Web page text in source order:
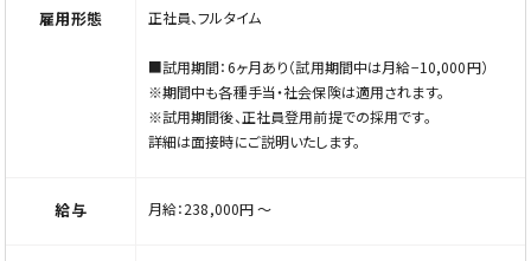
新しい環境でチャレンジしたい方も、経験を活かして次のス
テージを目指したい方も、ぜひお気軽にご応募ください♪
※ご応募の際は「Elabel（エラベル）を見た」とお伝えくださ
雇用形態 正社員、フルタイム
■試用期間：6ヶ月あり（試用期間中は月給−10,000円）
※期間中も各種手当・社会保険は適用されます。
※試用期間後、正社員登用前提での採用です。
詳細は面接時にご説明いたします。
給与 月給：238,000円 〜